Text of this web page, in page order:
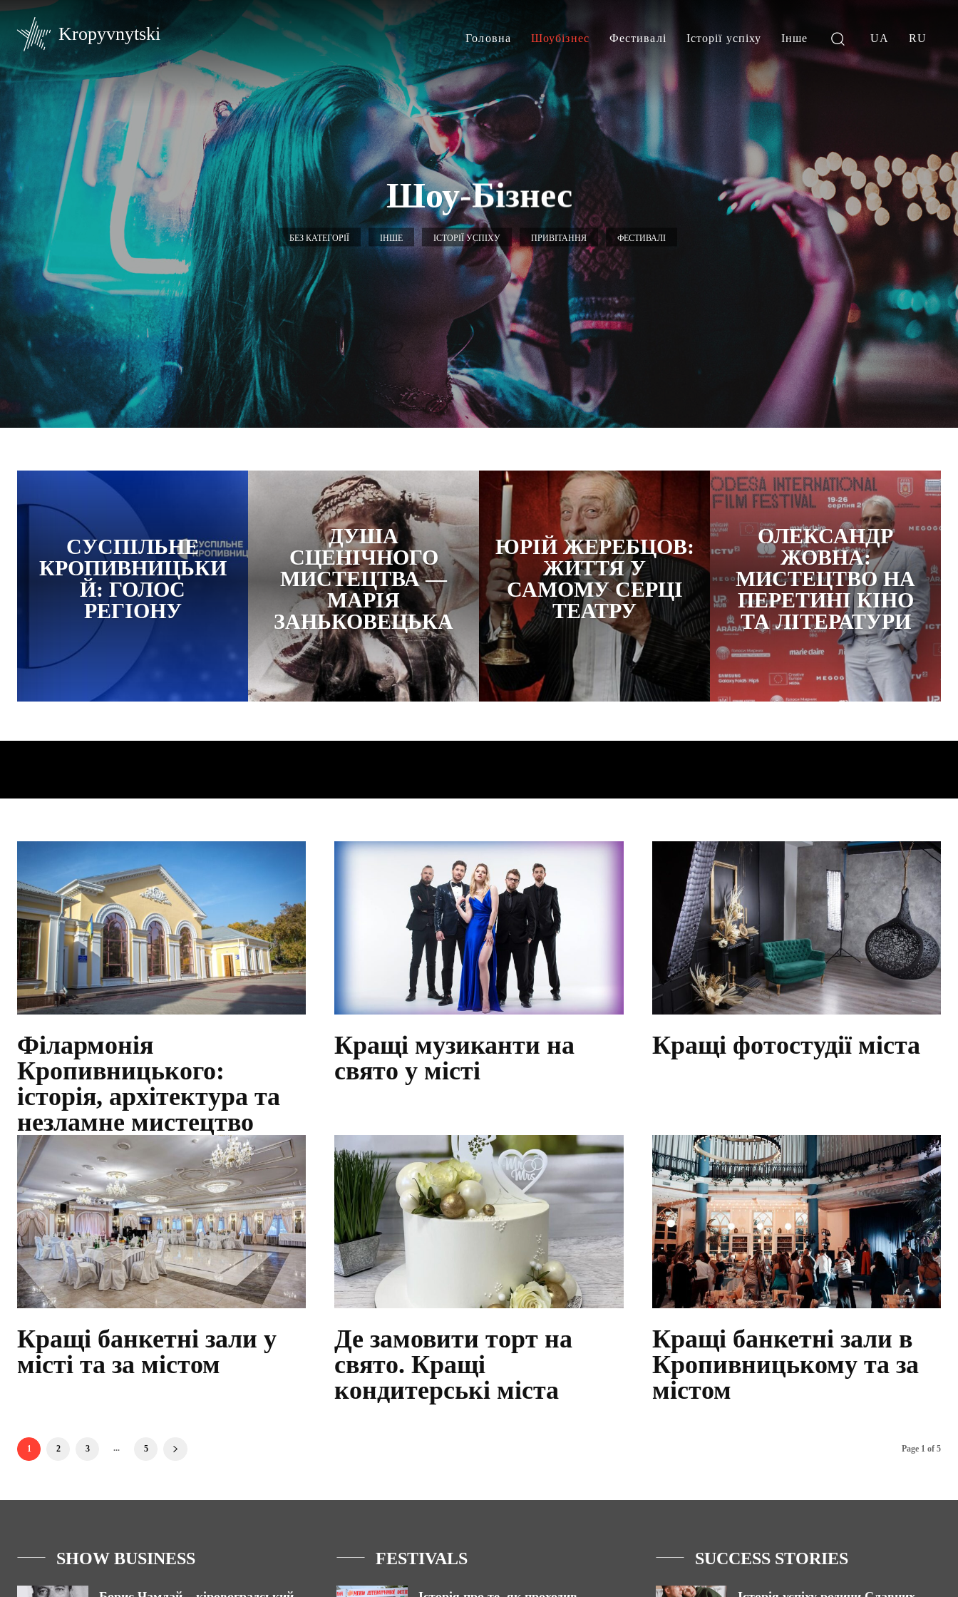
Kropyvnytski Головна Шоубізнес Фестивалі Історії успіху Інше UA RU
Шоу-Бізнес
БЕЗ КАТЕГОРІЇ ІНШЕ ІСТОРІЇ УСПІХУ ПРИВІТАННЯ ФЕСТИВАЛІ
СУСПІЛЬНЕ
КРОПИВНИЦЬКИ
Й: ГОЛОС
РЕГІОНУ
ДУША
СЦЕНІЧНОГО
МИСТЕЦТВА —
МАРІЯ
ЗАНЬКОВЕЦЬКА
ЮРІЙ ЖЕРЕБЦОВ:
ЖИТТЯ У
САМОМУ СЕРЦІ
ТЕАТРУ
ОЛЕКСАНДР
ЖОВНА:
МИСТЕЦТВО НА
ПЕРЕТИНІ КІНО
ТА ЛІТЕРАТУРИ
Філармонія
Кропивницького:
історія, архітектура та
незламне мистецтво
Кращі музиканти на
свято у місті
Кращі фотостудії міста
Кращі банкетні зали у
місті та за містом
Де замовити торт на
свято. Кращі
кондитерські міста
Кращі банкетні зали в
Кропивницькому та за
містом
1 2 3 ... 5 Page 1 of 5
SHOW BUSINESS FESTIVALS SUCCESS STORIES